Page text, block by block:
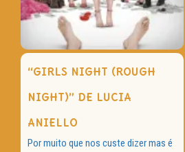
“GIRLS NIGHT (ROUGH
NIGHT)” DE LUCIA
ANIELLO
Por muito que nos custe dizer mas é